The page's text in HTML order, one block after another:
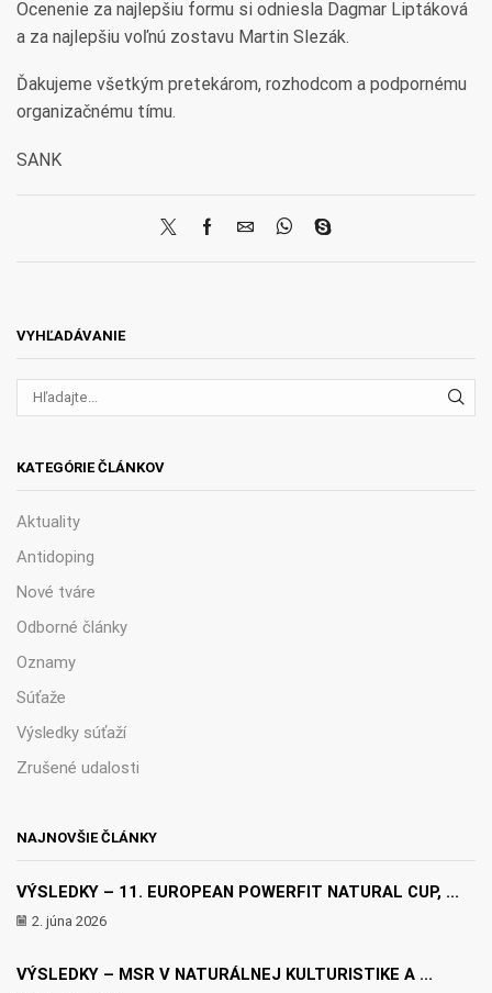
Ocenenie za najlepšiu formu si odniesla Dagmar Liptáková
a za najlepšiu voľnú zostavu Martin Slezák.
Ďakujeme všetkým pretekárom, rozhodcom a podpornému
organizačnému tímu.
SANK
VYHĽADÁVANIE
KATEGÓRIE ČLÁNKOV
Aktuality
Antidoping
Nové tváre
Odborné články
Oznamy
Súťaže
Výsledky súťaží
Zrušené udalosti
NAJNOVŠIE ČLÁNKY
VÝSLEDKY – 11. EUROPEAN POWERFIT NATURAL CUP, ...
2. júna 2026
VÝSLEDKY – MSR V NATURÁLNEJ KULTURISTIKE A ...